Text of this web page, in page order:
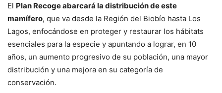
El Plan Recoge abarcará la distribución de este
mamífero, que va desde la Región del Biobío hasta Los
Lagos, enfocándose en proteger y restaurar los hábitats
esenciales para la especie y apuntando a lograr, en 10
años, un aumento progresivo de su población, una mayor
distribución y una mejora en su categoría de
conservación.